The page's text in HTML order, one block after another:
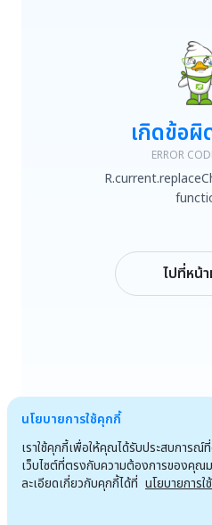
R.current.replaceChildren is
เกิดข้อ
ERROR
ไปที่หน้
นโยบายการใช้คุกกี้
เราใช้คุกกี้เพื่อให้คุณได้รับประสบการ
เว็บไซต์ที่ตรงกับความต้องการของคุณ
ละเอียดเกี่ยวกับคุกกี้ได้ที่ นโยบายการใ